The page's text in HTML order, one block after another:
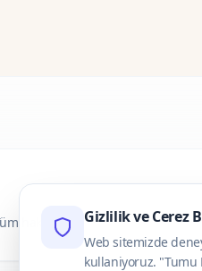
hakları saklıdır.Gizlilik ve Cerez
Web sitemizde
kullaniyoruz.